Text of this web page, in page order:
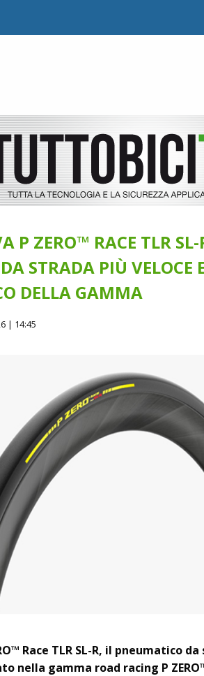
P ZERO™ RACE TLR
STRADA PIÙ VELOCE
DELLA GAMMA
| 14:45
Race TLR SL-R, il pneumatico
nella gamma road racing P